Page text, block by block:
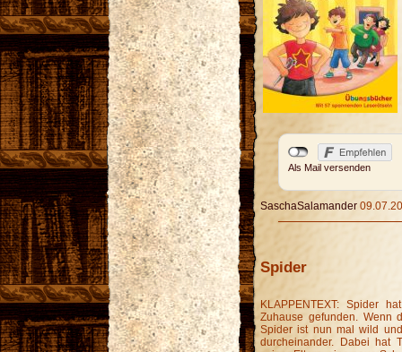
Als Mail versenden
SaschaSalamander
Spider
KLAPPENTEXT: Spider
Zuhause gefunden. Wenn
Spider ist nun mal wild
durch­einander. Dabei hat